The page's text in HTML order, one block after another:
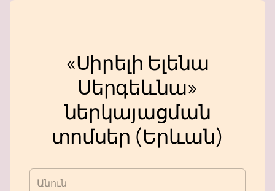
«Սիրելի Ելենա
Սերգեևնա»
ներկայացման
տոմսեր (Երևան)
Անուն